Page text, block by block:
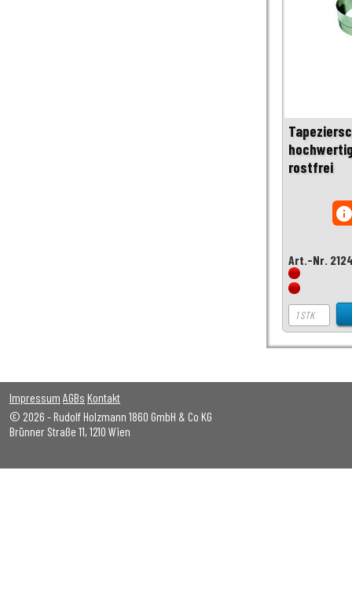
rostfrei
Art.-Nr.
Impressum AGBs Kontakt
© 2026 - Rudolf Holzmann 1860 GmbH & Co KG
Brünner Straße 11, 1210 Wien